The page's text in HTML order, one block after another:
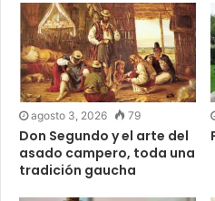
agosto 3, 2026 79
Don Segundo y el arte del
asado campero, toda una
tradición gaucha